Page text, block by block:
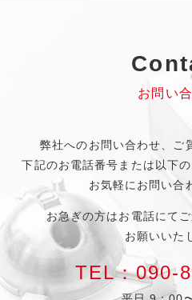
お問い
弊社へのお問い合わせ、 ご
下記のお電話番号 または以下
お気軽にお問い合
お急ぎの方はお電話にて
お願いいた
TEL：090-